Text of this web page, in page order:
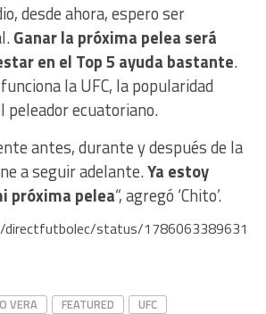
desde ahora, espero ser
Ganar la próxima pelea será
en el Top 5 ayuda bastante.
la UFC, la popularidad
peleador ecuatoriano.
antes, durante y después de la
a seguir adelante.Ya estoy
próxima pelea“, agregó ‘Chito’.
status/1786063389631
VERA FEATURED UFC